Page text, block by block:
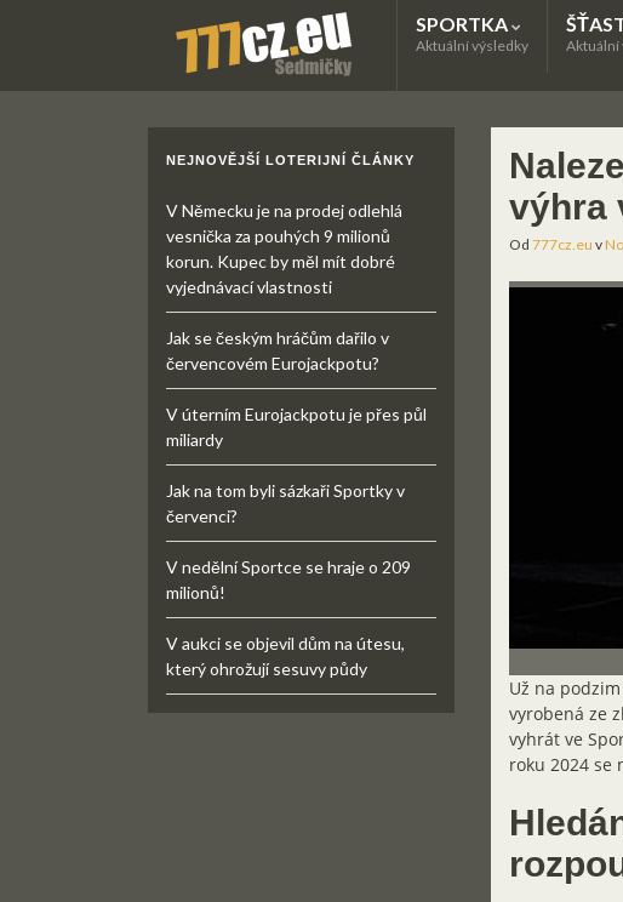
SPORTKA
Aktuální výsledky Aktuální
výhra
Od 777cz.eu v
Už na
vyrobená ze
vyhrát ve
roku 2024 se
NEJNOVĚJŠÍ LOTERIJNÍ ČLÁNKY
V Německu je na prodej odlehlá
vesnička za pouhých 9 milionů
korun. Kupec by měl mít dobré
vyjednávací vlastnosti
Jak se českým hráčům dařilo v
červencovém Eurojackpotu?
V úterním Eurojackpotu je přes půl
miliardy
Jak na tom byli sázkaři Sportky v
červenci?
V nedělní Sportce se hraje o 209
milionů!
V aukci se objevil dům na útesu,
který ohrožují sesuvy půdy